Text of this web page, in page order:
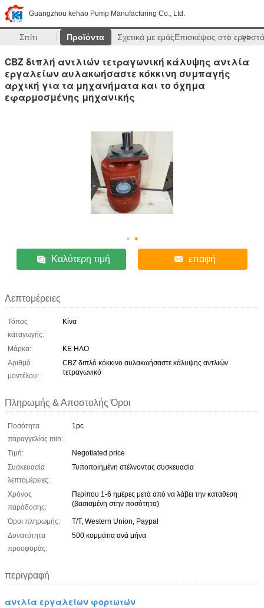
Guangzhou kehao Pump Manufacturing Co., Ltd.
Σπίτι Προϊόντα Σχετικά με εμάςΕπισκέψεις στο >>
CBZ διπλή αντλιών τετραγωνική κάλυψης αντλία
εργαλείων αυλακωήσαστε κόκκινη συμπαγής
αρχική για τα μηχανήματα και το όχημα
εφαρμοσμένης μηχανικής
Καλύτερη τιμή επαφή
Λεπτομέρειες
Τόπος
καταγωγής:
Κίνα
Μάρκα:
KE HAO
Αριθμό
μοντέλου:
CBZ διπλό κόκκινο αυλακωήσαστε κάλυψης αντλιών
τετραγωνικό
Πληρωμής & Αποστολής Όροι
Ποσότητα
παραγγελίας min:
1pc
Τιμή:
Negotiated price
Συσκευασία
λεπτομέρειες:
Τυποποιημένη στέλνοντας συσκευασία
Χρόνος
παράδοσης:
Περίπου 1-6 ημέρες μετά από να λάβει την κατάθεση
(βασισμένη στην ποσότητα)
Όροι πληρωμής:
T/T, Western Union, Paypal
Δυνατότητα
προσφοράς:
500 κομμάτια ανά μήνα
περιγραφή
αντλία εργαλείων φορτωτών